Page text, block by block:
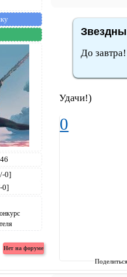
0]
0]
До
Удачи!)
0